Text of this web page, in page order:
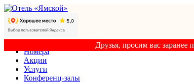
Друзья, просим вас заранее
Номера
Акции
Услуги
Конференц-залы